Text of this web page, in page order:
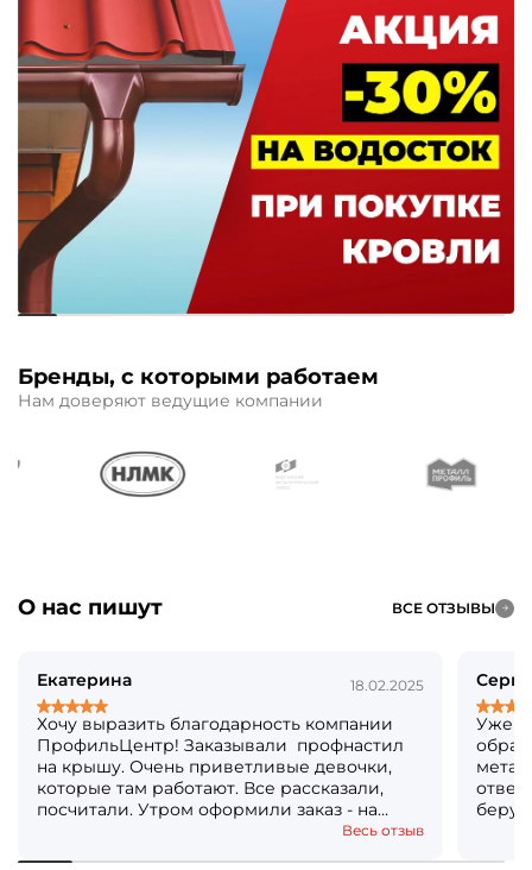
Бренды, с которыми работаем
Нам доверяют ведущие компании
О нас пишут ВСЕ ОТЗЫВЫ
Екатерина 18.02.2025
Хочу выразить благодарность компании
ПрофильЦентр! Заказывали профнастил
на крышу. Очень приветливые девочки,
которые там работают. Все рассказали,
посчитали. Утром оформили заказ - на
следующий день уже все было готово!Весь отзыв
Уже